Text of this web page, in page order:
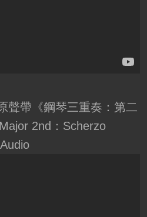
聲帶《鋼琴三重奏：第二
2nd：Scherzo